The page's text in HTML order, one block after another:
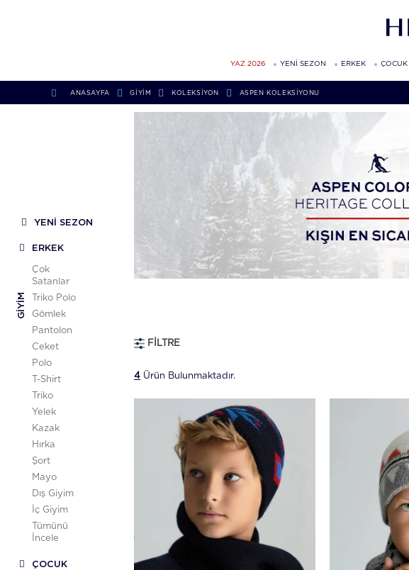
YAZ 2026 YENİ SEZON ERKEK ÇOCUK
ANASAYFA GİYİM KOLEKSIYON ASPEN KOLEKSIYONU
YENİ SEZON
ERKEK
GIYIM
Çok
Satanlar
Triko Polo
Gömlek
Pantolon
Ceket
Polo
T-Shirt
Triko
Yelek
Kazak
Hırka
Şort
Mayo
Dış Giyim
İç Giyim
Tümünü
İncele
ÇOCUK
FILTRE
4 Ürün Bulunmaktadır.